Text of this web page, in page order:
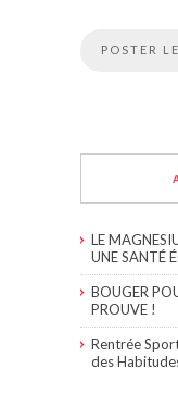
LE
UNE SANTÉ
BOUGER
PROUVE !
Rentrée
des